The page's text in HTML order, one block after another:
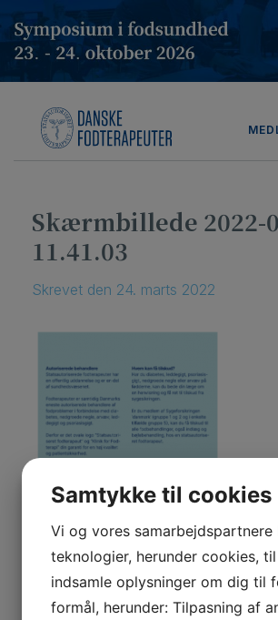
Hop
til
indholdet
Skærmbillede 2022-
11.41.03
Skrevet den 24. marts 2022
Samtykke til cookies
Vi og vores samarbejdspartnere
teknologier, herunder cookies,
indsamle oplysninger om dig til
formål, herunder: Tilpasning af